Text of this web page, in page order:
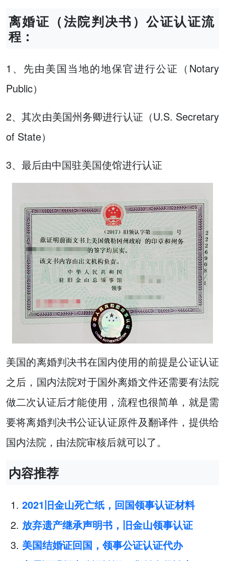
离婚证（法院判决书）公证认证流
程：
1、先由美国当地的地保官进行公证（Notary
Public）
2、其次由美国州务卿进行认证（U.S. Secretary
of State）
3、最后由中国驻美国使馆进行认证
美国的离婚判决书在国内使用的前提是公证认证
之后，国内法院对于国外离婚文件还需要有法院
做二次认证后才能使用，流程也很简单，就是需
要将离婚判决书公证认证原件及翻译件，提供给
国内法院，由法院审核后就可以了。
内容推荐
2021旧金山死亡纸，回国领事认证材料
放弃遗产继承声明书，旧金山领事认证
美国结婚证回国，领事公证认证代办